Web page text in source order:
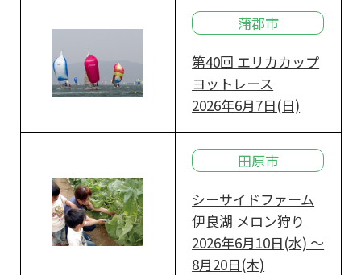
蒲郡市
第40回 エリカカップ
ヨットレース
2026年6月7日(日)
田原市
シーサイドファーム
伊良湖 メロン狩り
2026年6月10日(水) ～
8月20日(木)